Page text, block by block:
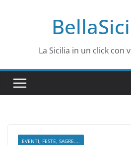
La Sicilia in un click con
EVENTI, FESTE, SAGRE....